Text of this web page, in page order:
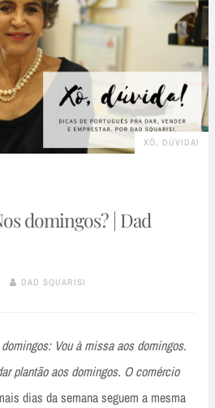
XÔ, DÚVIDA!
domingos? | Dad
DAD SQUARISI
Vou à missa aos domingos.
plantão aos domingos. O comércio
dias da semana seguem a mesma